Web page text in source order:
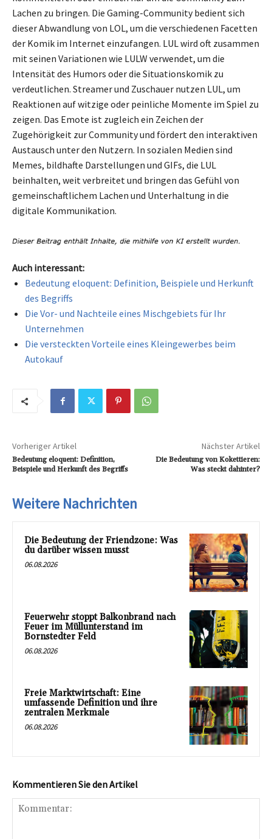
Lachen zu bringen. Die Gaming-Community bedient sich
dieser Abwandlung von LOL, um die verschiedenen Facetten
der Komik im Internet einzufangen. LUL wird oft zusammen
mit seinen Variationen wie LULW verwendet, um die
Intensität des Humors oder die Situationskomik zu
verdeutlichen. Streamer und Zuschauer nutzen LUL, um
Reaktionen auf witzige oder peinliche Momente im Spiel zu
zeigen. Das Emote ist zugleich ein Zeichen der
Zugehörigkeit zur Community und fördert den interaktiven
Austausch unter den Nutzern. In sozialen Medien sind
Memes, bildhafte Darstellungen und GIFs, die LUL
beinhalten, weit verbreitet und bringen das Gefühl von
gemeinschaftlichem Lachen und Unterhaltung in die
digitale Kommunikation.
Auch interessant:
Bedeutung eloquent: Definition, Beispiele und Herkunft
des Begriffs
Die Vor- und Nachteile eines Mischgebiets für Ihr
Unternehmen
Die versteckten Vorteile eines Kleingewerbes beim
Autokauf
Vorheriger Artikel
Bedeutung eloquent: Definition,
Beispiele und Herkunft des Begriffs
Nächster Artikel
Die Bedeutung von Kokettieren:
Was steckt dahinter?
Weitere Nachrichten
Die Bedeutung der Friendzone: Was
du darüber wissen musst
06.08.2026
Feuerwehr stoppt Balkonbrand nach
Feuer im Müllunterstand im
Bornstedter Feld
06.08.2026
Freie Marktwirtschaft: Eine
umfassende Definition und ihre
zentralen Merkmale
06.08.2026
Kommentieren Sie den Artikel